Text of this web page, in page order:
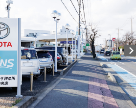
地域応援活動
企業情報
採用情報
法人のお客様
各種予約
事故・故障受付センター